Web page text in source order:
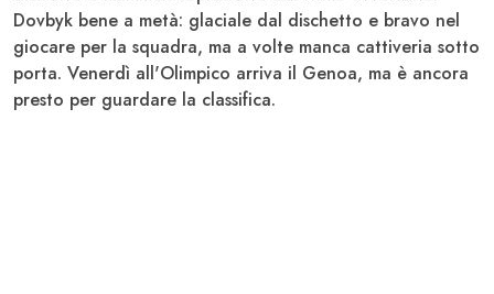
Dovbyk bene a metà: glaciale dal dischetto e bravo nel
giocare per la squadra, ma a volte manca cattiveria sotto
porta. Venerdì all'Olimpico arriva il Genoa, ma è ancora
presto per guardare la classifica.